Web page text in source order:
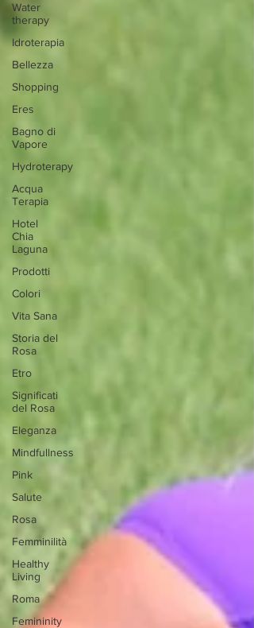
Water
therapy
Idroterapia
Bellezza
Shopping
Eres
Bagno di
Vapore
Hydroterapy
Acqua
Terapia
Hotel
Chia
Laguna
Prodotti
Colori
Vita Sana
Storia del
Rosa
Etro
Significati
del Rosa
Eleganza
Mindfullness
Pink
Salute
Rosa
Femminilità
Healthy
Living
Roma
Femininity